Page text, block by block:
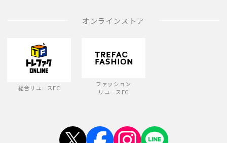
オンラインストア
総合リユースEC
ファッション
リユースEC